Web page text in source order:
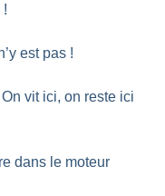
!
est pas !
vit ici, on reste ici
dans le moteur